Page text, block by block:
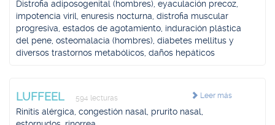
Distrofia adiposogenital (hombres), eyaculación precoz,
impotencia viril, enuresis nocturna, distrofia muscular
progresiva, estados de agotamiento, induración plástica
del pene, osteomalacia (hombres), diabetes mellitus y
diversos trastornos metabólicos, daños hepáticos
Leer más
LUFFEEL 594 lecturas
Rinitis alérgica, congestión nasal, prurito nasal,